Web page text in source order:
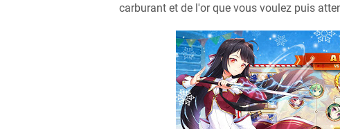
carburant et de l'or que vous voulez puis